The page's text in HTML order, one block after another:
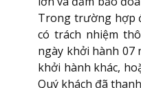
Trong trường hợp
có trách nhiệm
ngày khởi hành 07
khởi hành khác,
Quý khách đã